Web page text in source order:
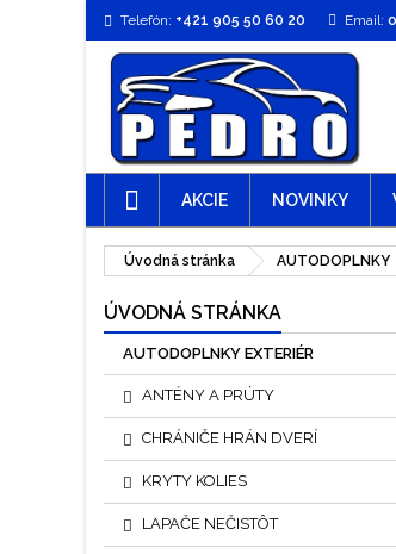
Telefón: +421 905 50 60 20 Email:
AKCIE NOVINKY
Úvodná stránka AUTODOPLNKY
ÚVODNÁ STRÁNKA
AUTODOPLNKY EXTERIÉR
ANTÉNY A PRÚTY
CHRÁNIČE HRÁN DVERÍ
KRYTY KOLIES
LAPAČE NEČISTÔT